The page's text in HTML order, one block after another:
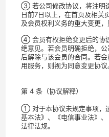
③ 若公司修改协议，将注明
日前7日以上，在首页及相关
及会员权利义务的重大变更，
④ 会员有权拒绝变更后的协
绝意见。若会员明确拒绝，
后解除与该会员的合同。若
用服务，则视为同意变更协议
第 4 条（协议解释）
① 对于本协议未规定事项，
基本法》、《电信事业法》
法律法规。